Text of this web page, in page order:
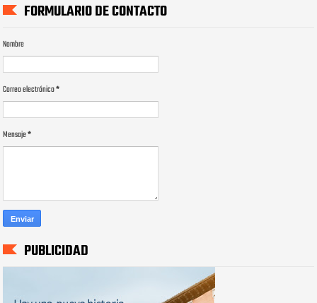
FORMULARIO DE CONTACTO
Nombre
Correo electrónico*
Mensaje*
PUBLICIDAD